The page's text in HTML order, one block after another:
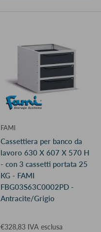
FAMI
Cassettiera per banco da
lavoro 630 X 607 X 570 H
- con 3 cassetti portata 25
KG - FAMI
FBG03S63C0002PD -
Antracite/Grigio
€328,83 IVA esclusa